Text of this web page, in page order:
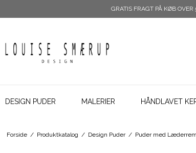
GRATIS FRAGT PÅ KØB OVER
DESIGN PUDER MALERIER HÅNDLAVET
Forside / Produktkatalog / Design Puder / Puder med Læderrem